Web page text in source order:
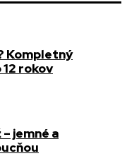
Kompletný
rokov
jemné a